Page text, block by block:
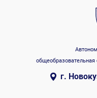
общеобразовательная
г.